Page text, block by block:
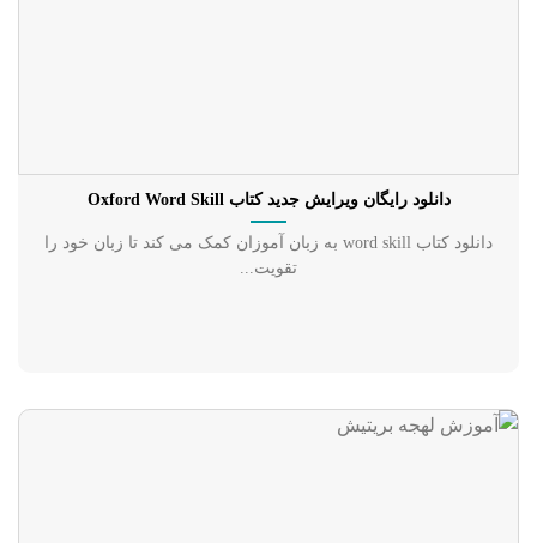
دانلود رایگان ویرایش جدید کتاب Oxford Word Skill
دانلود کتاب word skill به زبان آموزان کمک می کند تا زبان خود را
تقویت...